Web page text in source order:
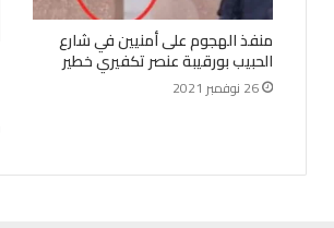
منفذ الهجوم على أمنيين في شارع
الحبيب بورقيبة عنصر تكفيري خطير
26 نوفمبر 2021